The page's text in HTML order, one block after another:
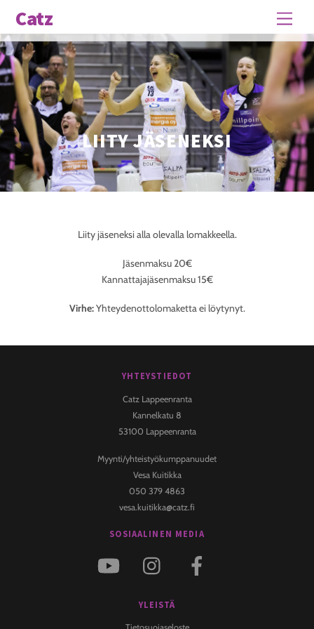
content
Menu
Catz
LIITY JÄSENEKSI
Liity jäseneksi alla olevalla lomakkeella.
Jäsenmaksu 20€
Kannattajajäsenmaksu 15€
Virhe:Yhteydenottolomaketta ei löytynyt.
YHTEYSTIEDOT
Catz Lappeenranta
Kannelkatu 8
53100 Lappeenranta
Myynti/yhteistyökumppanuudet
Vesa Kuitikka
050 379 4863
vesa.kuitikka@catz.fi
SOSIAALINEN MEDIA
YLEISTÄ